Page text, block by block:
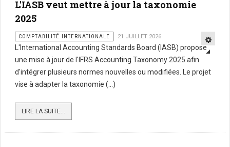
L'IASB veut mettre à jour la taxonomie
2025
COMPTABILITÉ INTERNATIONALE 21 JUILLET 2026
L'International Accounting Standards Board (IASB) propose
une mise à jour de l'IFRS Accounting Taxonomy 2025 afin
d'intégrer plusieurs normes nouvelles ou modifiées. Le projet
vise à adapter la taxonomie (...)
LIRE LA SUITE...